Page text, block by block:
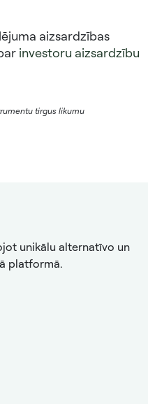
aizsardzības
investoru aizsardzību
tirgus likumu
unikālu alternatīvo un
platformā.